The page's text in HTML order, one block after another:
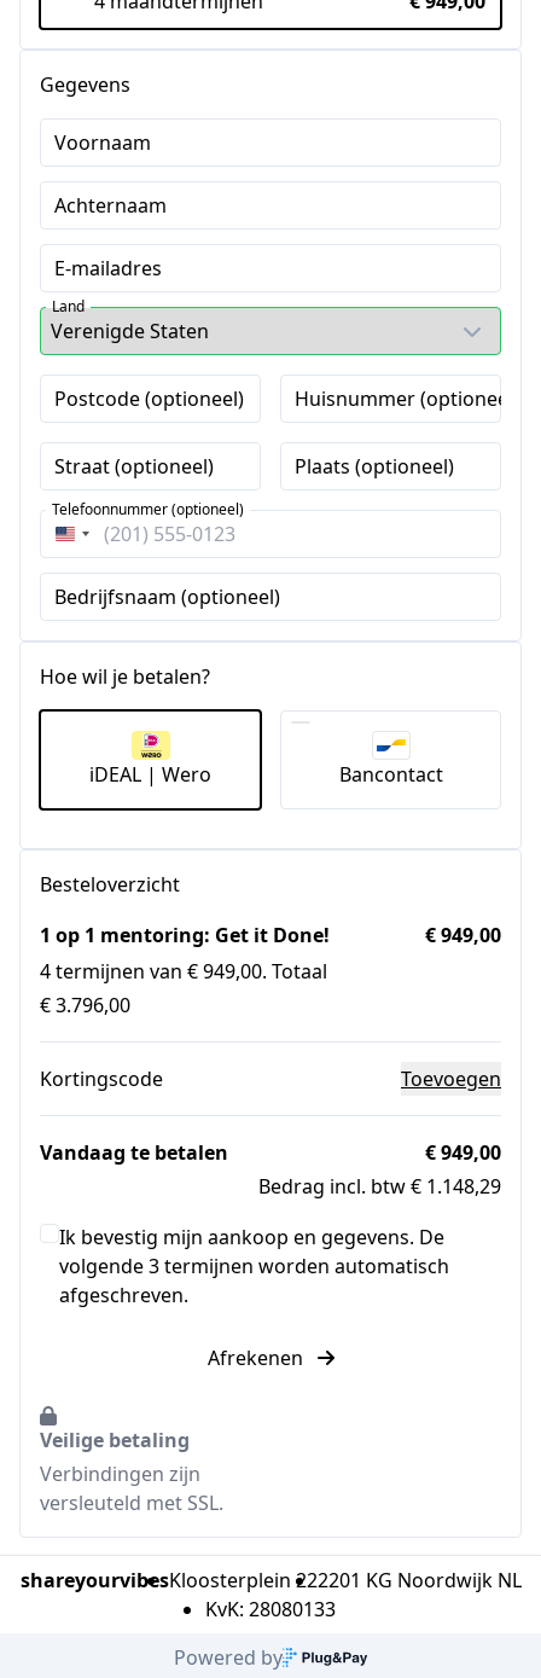
Gegevens
Voornaam
Achternaam
E-mailadres
Land
Postcode (optioneel) Huisnummer (optioneel)
Straat (optioneel) Plaats (optioneel)
Verenigde
Staten
+1
Telefoonnummer (optioneel)
Bedrijfsnaam (optioneel)
Hoe wil je betalen?
iDEAL | Wero Bancontact
Besteloverzicht
1 op 1 mentoring: Get it Done!
4 termijnen van € 949,00. Totaal
€ 3.796,00
€ 949,00
Kortingscode Toevoegen
Vandaag te betalen
€ 949,00
Bedrag incl. btw € 1.148,29
Ik bevestig mijn aankoop en gegevens. De
volgende 3 termijnen worden automatisch
afgeschreven.
Afrekenen
Veilige betaling
Verbindingen zijn
versleuteld met SSL.
shareyourvibesKloosterplein 222201 KG Noordwijk NL
KvK: 28080133
Powered by